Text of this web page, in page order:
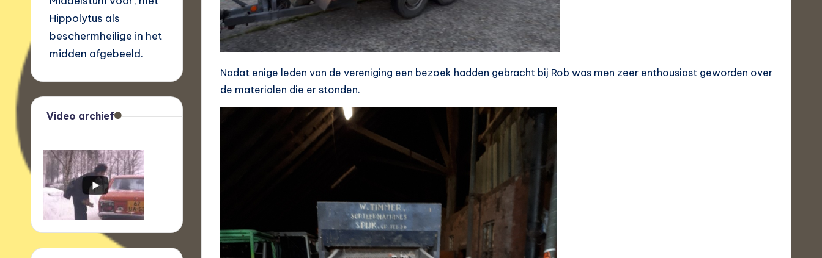
Nadat enige leden van de vereniging een bezoek hadden gebracht bij Rob was men zeer enthousiast geworden over
de materialen die er stonden.
Hippolytus als
beschermheilige in het
midden afgebeeld.
Video archief